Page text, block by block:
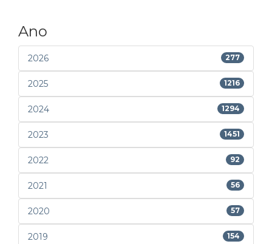
Ano
2026 277
2025 1216
2024 1294
2023 1451
2022 92
2021 56
2020 57
2019 154